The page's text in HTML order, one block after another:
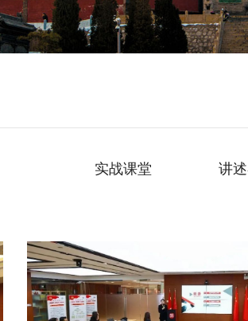
实战课堂 讲